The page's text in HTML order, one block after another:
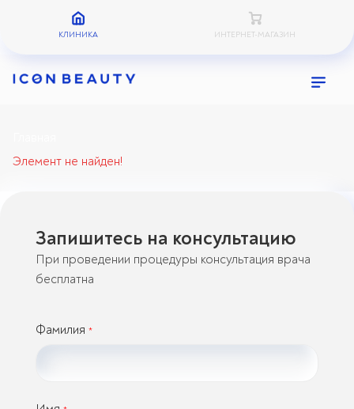
КЛИНИКА ИНТЕРНЕТ-МАГАЗИН
Элемент не найден!
Запишитесь на консультацию
При проведении процедуры консультация врача
бесплатна
Фамилия *